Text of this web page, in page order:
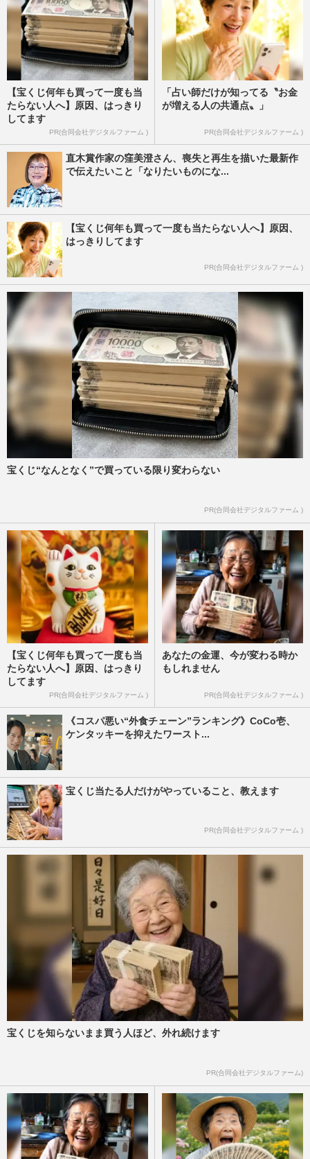
【宝くじ何年も買って一度も当
たらない人へ】原因、はっきり
してます
PR(合同会社デジタルファーム )
「占い師だけが知ってる〝お金
が増える人の共通点〟」
PR(合同会社デジタルファーム )
直木賞作家の窪美澄さん、喪失と再生を描いた最新作
で伝えたいこと「なりたいものにな...
【宝くじ何年も買って一度も当たらない人へ】原因、
はっきりしてます
PR(合同会社デジタルファーム )
宝くじ“なんとなく”で買っている限り変わらない
PR(合同会社デジタルファーム )
【宝くじ何年も買って一度も当
たらない人へ】原因、はっきり
してます
PR(合同会社デジタルファーム )
あなたの金運、今が変わる時か
もしれません
PR(合同会社デジタルファーム )
《コスパ悪い“外食チェーン”ランキング》CoCo壱、
ケンタッキーを抑えたワースト...
宝くじ当たる人だけがやっていること、教えます
PR(合同会社デジタルファーム )
宝くじを知らないまま買う人ほど、外れ続けます
PR(合同会社デジタルファーム)